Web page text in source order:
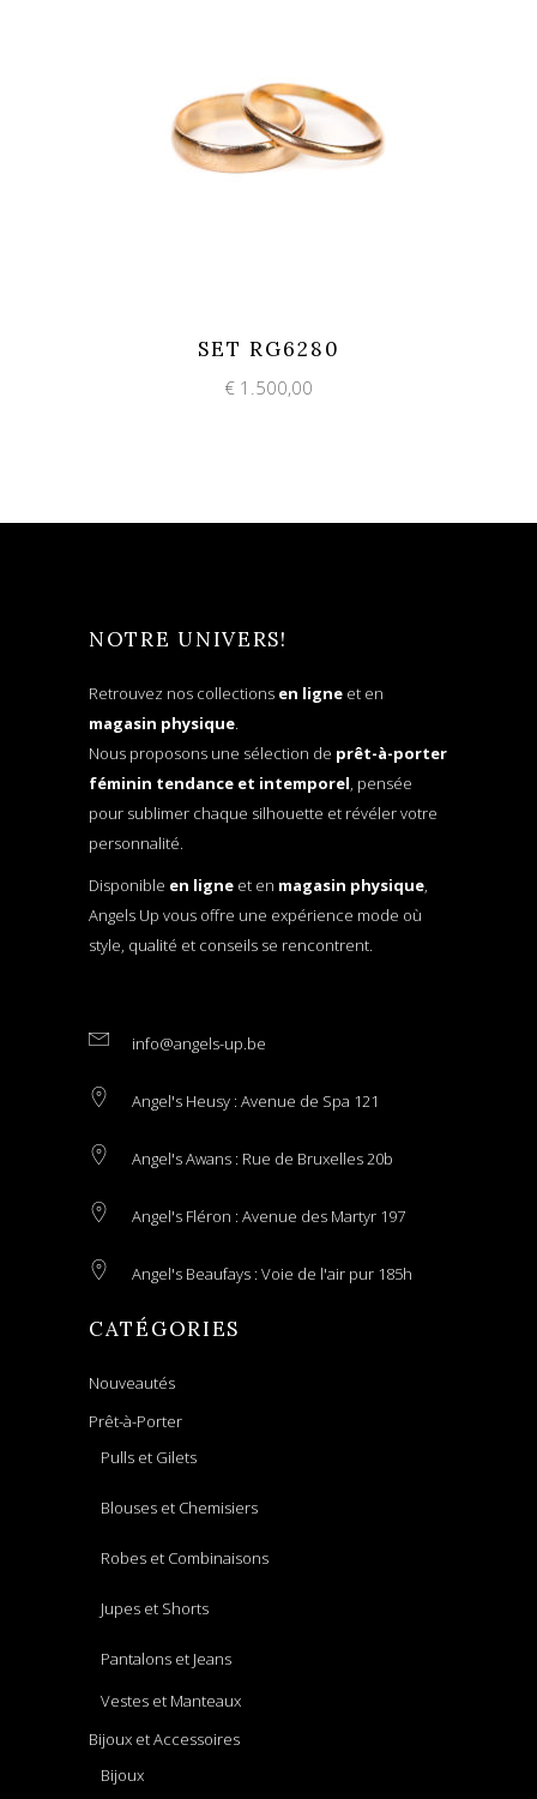
SET RG6280
€ 1.500,00
NOTRE UNIVERS!
Retrouvez nos collections en ligne et en
magasin physique.
Nous proposons une sélection de prêt-à-porter
féminin tendance et intemporel, pensée
pour sublimer chaque silhouette et révéler votre
personnalité.
Disponible en ligne et en magasin physique,
Angels Up vous offre une expérience mode où
style, qualité et conseils se rencontrent.
info@angels-up.be
Angel's Heusy : Avenue de Spa 121
Angel's Awans : Rue de Bruxelles 20b
Angel's Fléron : Avenue des Martyr 197
Angel's Beaufays : Voie de l'air pur 185h
CATÉGORIES
Nouveautés
Prêt-à-Porter
Pulls et Gilets
Blouses et Chemisiers
Robes et Combinaisons
Jupes et Shorts
Pantalons et Jeans
Vestes et Manteaux
Bijoux et Accessoires
Bijoux